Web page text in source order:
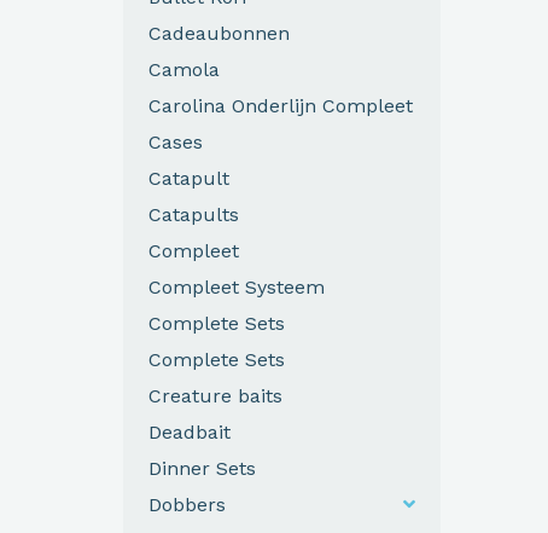
Cadeaubonnen
Camola
Carolina Onderlijn Compleet
Cases
Catapult
Catapults
Compleet
Compleet Systeem
Complete Sets
Complete Sets
Creature baits
Deadbait
Dinner Sets
Dobbers